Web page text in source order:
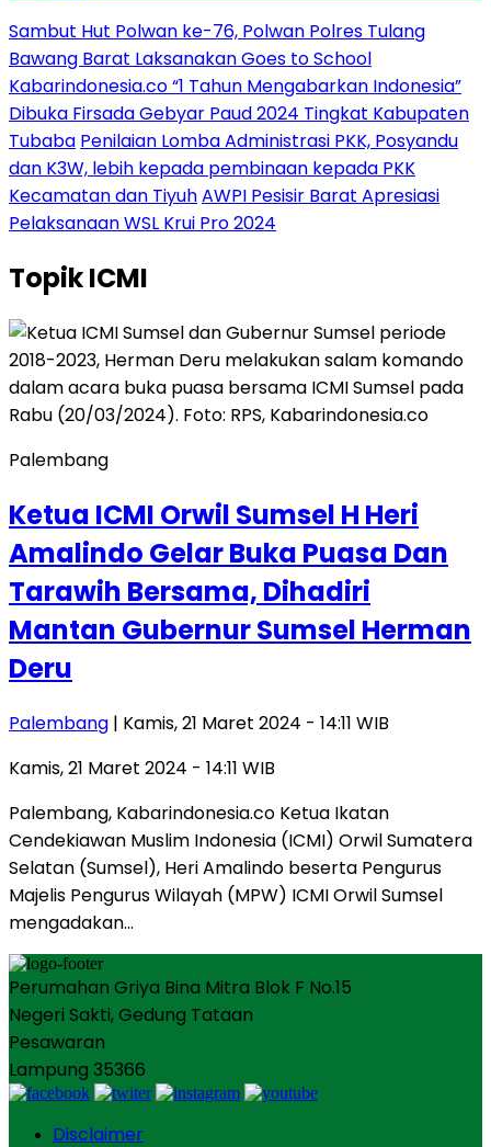
Sambut Hut Polwan ke-76, Polwan Polres Tulang
Bawang Barat Laksanakan Goes to School
Kabarindonesia.co “1 Tahun Mengabarkan Indonesia”
Dibuka Firsada Gebyar Paud 2024 Tingkat Kabupaten
Tubaba Penilaian Lomba Administrasi PKK, Posyandu
dan K3W, lebih kepada pembinaan kepada PKK
Kecamatan dan TiyuhAWPI Pesisir Barat Apresiasi
Pelaksanaan WSL Krui Pro 2024
TopikICMI
Palembang
Ketua ICMI Orwil Sumsel H Heri
Amalindo Gelar Buka Puasa Dan
Tarawih Bersama, Dihadiri
Mantan Gubernur Sumsel Herman
Deru
Palembang | Kamis, 21 Maret 2024 - 14:11 WIB
Kamis, 21 Maret 2024 - 14:11 WIB
Palembang, Kabarindonesia.co Ketua Ikatan
Cendekiawan Muslim Indonesia (ICMI) Orwil Sumatera
Selatan (Sumsel), Heri Amalindo beserta Pengurus
Majelis Pengurus Wilayah (MPW) ICMI Orwil Sumsel
mengadakan…
Perumahan Griya Bina Mitra Blok F No.15
Negeri Sakti, Gedung Tataan
Pesawaran
Lampung 35366
Disclaimer